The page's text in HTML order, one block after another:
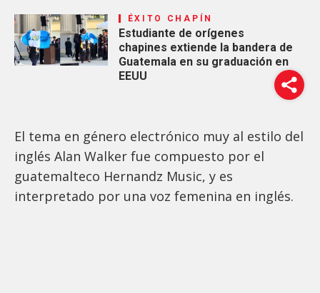
ÉXITO CHAPÍN
Estudiante de orígenes
chapines extiende la bandera de
Guatemala en su graduación en
EEUU
El tema en género electrónico muy al estilo del
inglés Alan Walker fue compuesto por el
guatemalteco Hernandz Music, y es
interpretado por una voz femenina en inglés.